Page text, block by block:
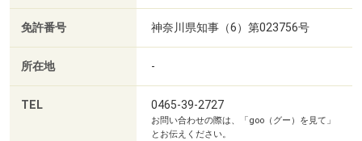
免許番号 神奈川県知事（6）第023756号
所在地 -
TEL 0465-39-2727
お問い合わせの際は、「goo（グー）を見て」
とお伝えください。